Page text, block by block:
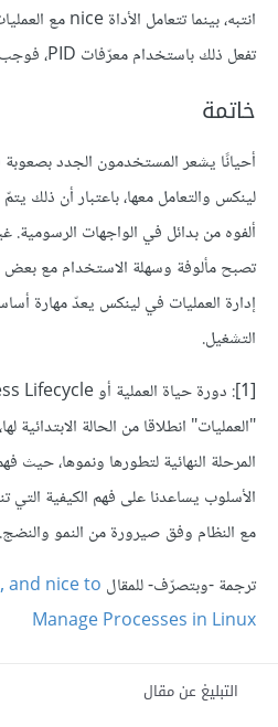
تفعل ذلك باستخدام معرّفات PID، فوجب التفريق.
خاتمة
أحيانًا يشعر المستخدمون الجدد
لينكس والتعامل معها، باعتبار أن ذلك
ألفوه من بدائل في الواجهات الرسومية.
تصبح مألوفة وسهلة الاستخدام مع بعض
إدارة العمليات في لينكس يعدّ مهارة
التشغيل.
"العمليات" انطلاقا من الحالة
المرحلة النهائية لتطورها ونموها، حيث
الأسلوب يساعدنا على فهم الكيفية التي
مع النظام وفق صيرورة من النمو والنضج.
ترجمة -وبتصرّف- للمقال and nice to
Manage Processes in Linux
التبليغ عن مقال